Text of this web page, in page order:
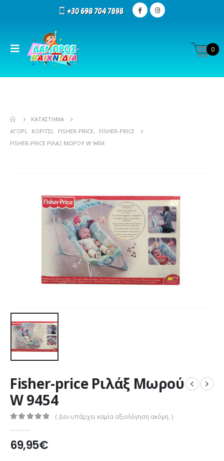
0
ΚΑΤΆΣΤΗΜΑ
ΑΓΌΡΙ, ΚΟΡΊΤΣΙ, FISHER-PRICE,
FISHER-PRICE
FISHER-PRICE ΡΙΛΆΞ ΜΩΡΟΎ W 9454
Fisher-price Ριλάξ Μωρού
W 9454
( Δεν υπάρχει καμία αξιολόγηση ακόμη. )
69,95€